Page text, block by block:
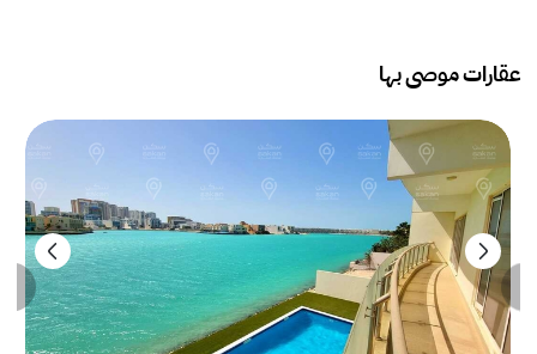
عقارات موصى بها